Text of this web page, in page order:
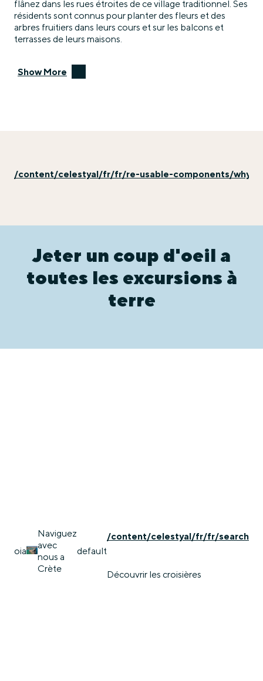
flânez dans les rues étroites de ce village traditionnel. Ses
résidents sont connus pour planter des fleurs et des
arbres fruitiers dans leurs cours et sur les balcons et
terrasses de leurs maisons.
Show More
/content/celestyal/fr/fr/re-usable-components/why-
Jeter un coup d'oeil a
toutes les excursions à
terre
oia
Naviguez
avec
nous a
Crète
default
/content/celestyal/fr/fr/search
Découvrir les croisières